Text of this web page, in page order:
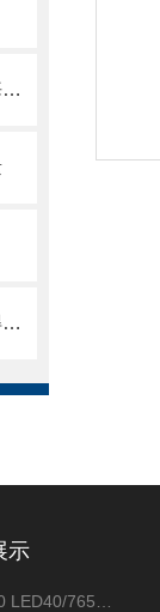
LED加油站罩棚灯的优势特点，后悔现在才知道
这样的防水防尘防腐三防灯，您值得拥有
示